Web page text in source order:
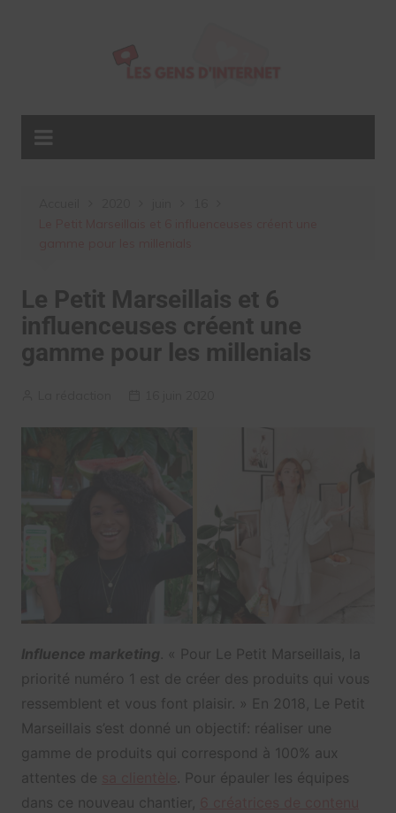
Le Petit Marseillais et 6
influenceuses créent une
gamme pour les millenials
Influence marketing . « Pour Le Petit Marseillais, la
priorité numéro 1 est de créer des produits qui vous
ressemblent et vous font plaisir. » En 2018, Le Petit
Marseillais s’est donné un objectif: réaliser une
gamme de produits qui correspond à 100% aux
attentes de
. Pour épauler les équipes
dans ce nouveau chantier,